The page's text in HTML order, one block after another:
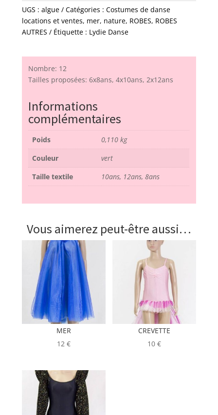
UGS : algue Catégories : Costumes de danse
locations et ventes, mer, nature, ROBES, ROBES
AUTRES
Étiquette : Lydie Danse
Nombre: 12
Tailles proposées: 6x8ans, 4x10ans, 2x12ans
Informations
complémentaires
Poids
0,110 kg
Couleur
vert
Taille textile
10ans, 12ans, 8ans
Vous aimerez peut-être aussi…
MER
12 €
CREVETTE
10€